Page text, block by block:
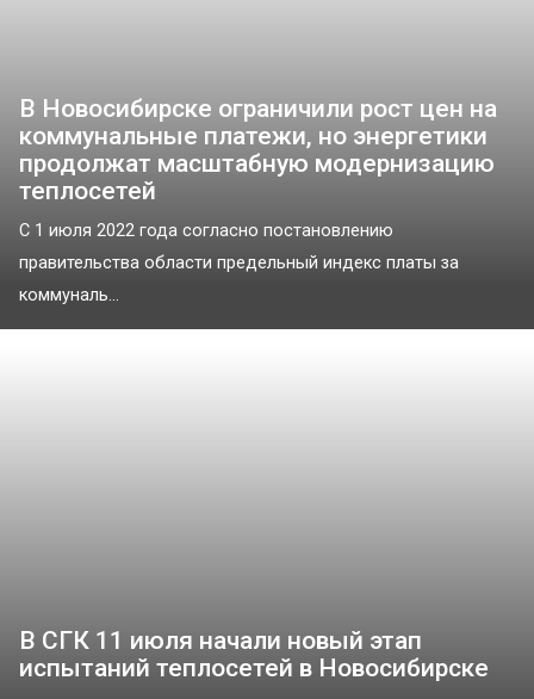
В Новосибирске ограничили рост цен на
коммунальные платежи, но энергетики
продолжат масштабную модернизацию
теплосетей
С 1 июля 2022 года согласно постановлению
правительства области предельный индекс платы за
коммуналь...
В СГК 11 июля начали новый этап
испытаний теплосетей в Новосибирске